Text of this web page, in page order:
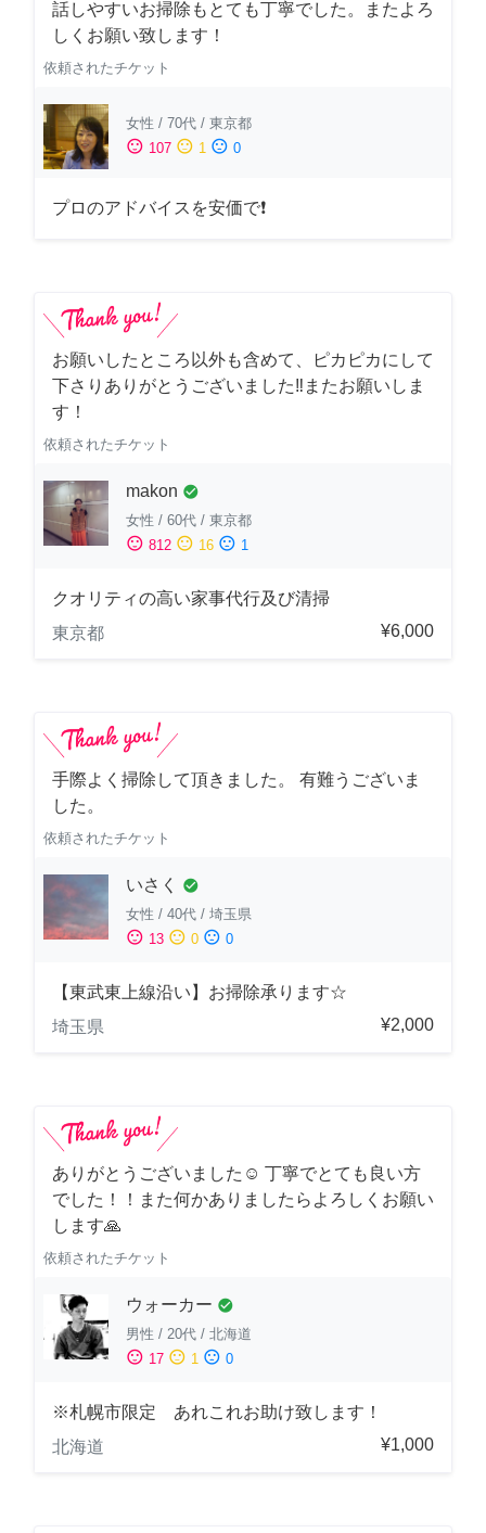
話しやすいお掃除もとても丁寧でした。またよろ
しくお願い致します！
依頼されたチケット
女性 / 70代 / 東京都
sentiment_satisfied 107 sentiment_neutral 1 sentiment_dissatisfied 0
プロのアドバイスを安価で❗
お願いしたところ以外も含めて、ピカピカにして
下さりありがとうございました‼️またお願いしま
す！
依頼されたチケット
makon check_circle
女性 / 60代 / 東京都
sentiment_satisfied 812 sentiment_neutral 16 sentiment_dissatisfied 1
クオリティの高い家事代行及び清掃
東京都
¥6,000
手際よく掃除して頂きました。 有難うございま
した。
依頼されたチケット
いさく check_circle
女性 / 40代 / 埼玉県
sentiment_satisfied 13 sentiment_neutral 0 sentiment_dissatisfied 0
【東武東上線沿い】お掃除承ります☆
埼玉県
¥2,000
ありがとうございました☺️ 丁寧でとても良い方
でした！！また何かありましたらよろしくお願い
します🙏
依頼されたチケット
ウォーカー check_circle
男性 / 20代 / 北海道
sentiment_satisfied 17 sentiment_neutral 1 sentiment_dissatisfied 0
※札幌市限定 あれこれお助け致します！
北海道
¥1,000